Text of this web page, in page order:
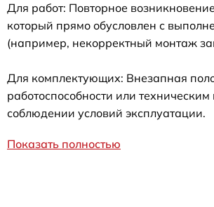
Для работ: Повторное
который прямо обусловлен с
(например, некорректный монтаж
Для комплектующих: Внезапная
работоспособности или
соблюдении условий эксплуатации.
Показать полностью